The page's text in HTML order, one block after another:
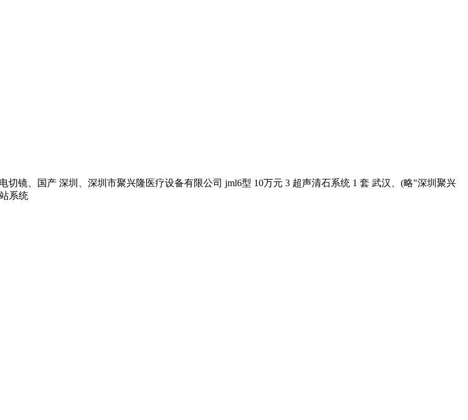
镜、国产 深圳、深圳市聚兴隆医疗设备有限公司 jml6型 10万元 3 超声清石系统 1 套 武汉、(略"深圳聚兴
系统